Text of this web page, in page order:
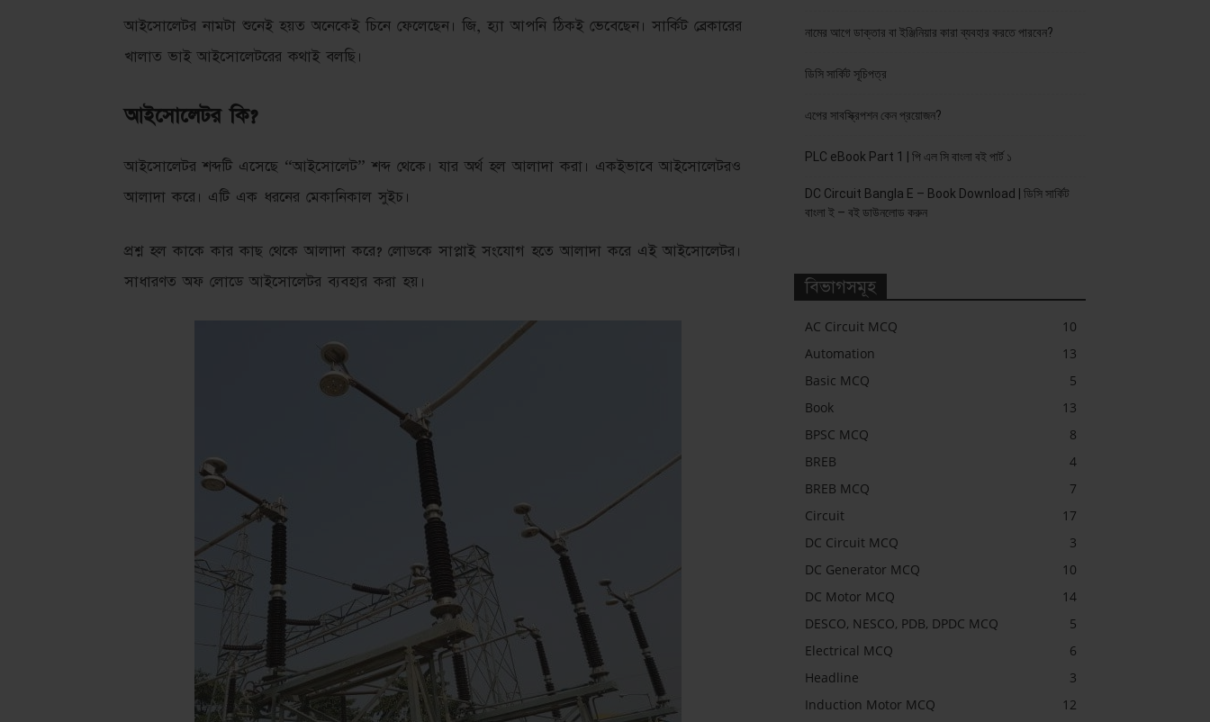
আইসোলেটর নামটা শুনেই হয়ত অনেকেই চিনে ফেলেছেন। জি, হ্যা আপনি ঠিকই ভেবেছেন। সার্কিট ব্রেকারের
খালাত ভাই আইসোলেটরের কথাই বলছি।
আইসোলেটর কি?
আইসোলেটর শব্দটি এসেছে “আইসোলেট” শব্দ থেকে। যার অর্থ হল আলাদা করা। একইভাবে আইসোলেটরও
আলাদা করে। এটি এক ধরনের মেকানিকাল সুইচ।
প্রশ্ন হল কাকে কার কাছ থেকে আলাদা করে? লোডকে সাপ্লাই সংযোগ হতে আলাদা করে এই আইসোলেটর।
সাধারণত অফ লোডে আইসোলেটর ব্যবহার করা হয়।
নামের আগে ডাক্তার বা ইঞ্জিনিয়ার কারা ব্যবহার করতে পারবেন?
ডিসি সার্কিট সূচিপত্র
এপের সাবস্ক্রিপশন কেন প্রয়োজন?
PLC eBook Part 1 | পি এল সি বাংলা বই পার্ট ১
DC Circuit Bangla E – Book Download | ডিসি সার্কিট
বাংলা ই – বই ডাউনলোড করুন
বিভাগসমূহ
AC Circuit MCQ
10
Automation
13
Basic MCQ
5
Book
13
BPSC MCQ
8
BREB
4
BREB MCQ
7
Circuit
17
DC Circuit MCQ
3
DC Generator MCQ
10
DC Motor MCQ
14
DESCO, NESCO, PDB, DPDC MCQ
5
Electrical MCQ
6
Headline
3
Induction Motor MCQ
12